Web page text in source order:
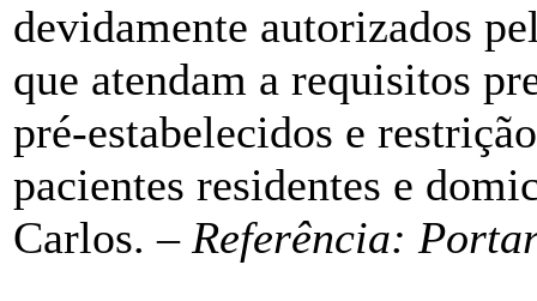
devidamente autorizados
que atendam a requisitos
pré-estabelecidos e
pacientes residentes e
Carlos. – Referência: